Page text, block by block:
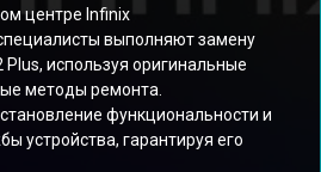
центре Infinix
выполняют замену
Plus, используя оригинальные
методы ремонта.
функциональности и
устройства, гарантируя его